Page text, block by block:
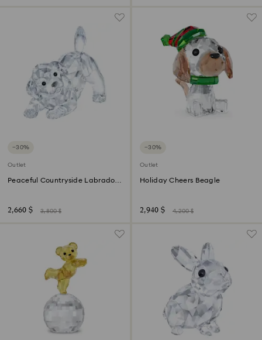
−30%
Outlet
Peaceful Countryside Labrador
2,660 $ 3,800 $
−30%
Outlet
Holiday Cheers Beagle
2,940 $ 4,200 $